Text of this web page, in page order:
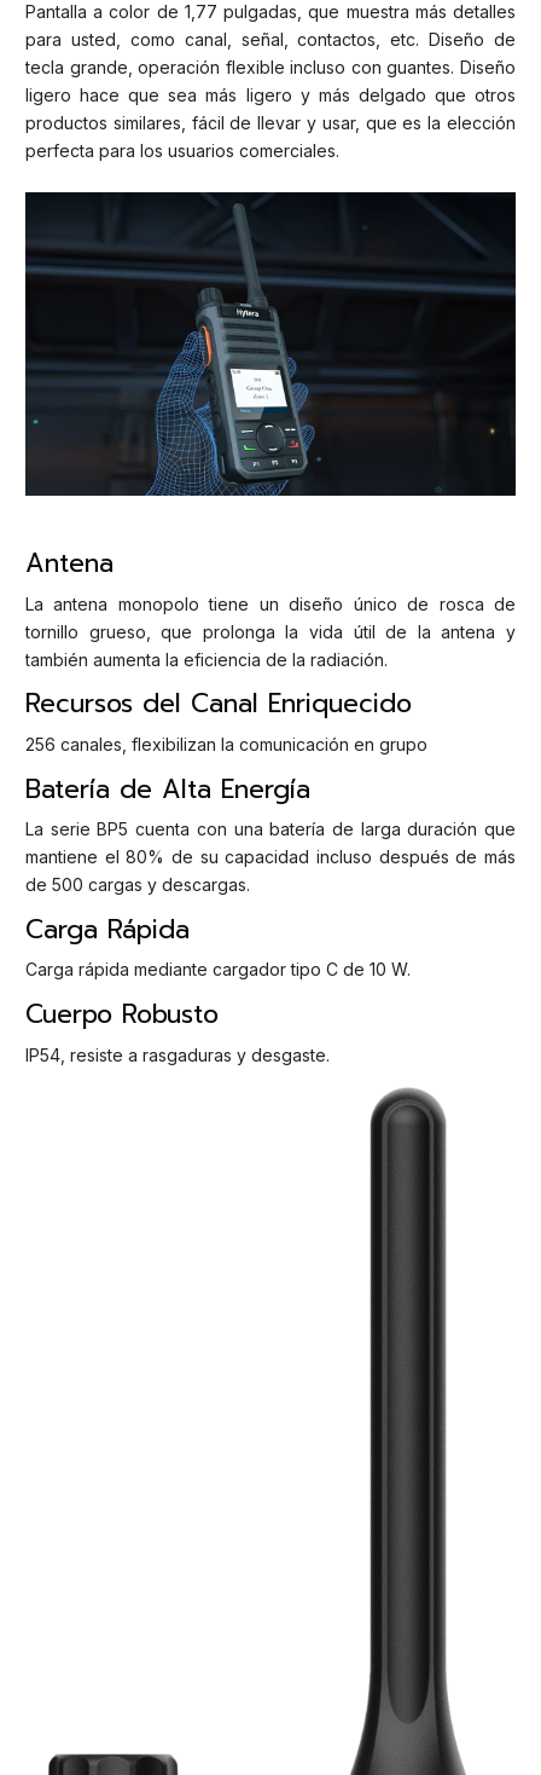
Pantalla a color de 1,77 pulgadas, que muestra más detalles
para usted, como canal, señal, contactos, etc. Diseño de
tecla grande, operación flexible incluso con guantes. Diseño
ligero hace que sea más ligero y más delgado que otros
productos similares, fácil de llevar y usar, que es la elección
perfecta para los usuarios comerciales.
Antena
La antena monopolo tiene un diseño único de rosca de
tornillo grueso, que prolonga la vida útil de la antena y
también aumenta la eficiencia de la radiación.
Recursos del Canal Enriquecido
256 canales, flexibilizan la comunicación en grupo
Batería de Alta Energía
La serie BP5 cuenta con una batería de larga duración que
mantiene el 80% de su capacidad incluso después de más
de 500 cargas y descargas.
Carga Rápida
Carga rápida mediante cargador tipo C de 10 W.
Cuerpo Robusto
IP54, resiste a rasgaduras y desgaste.